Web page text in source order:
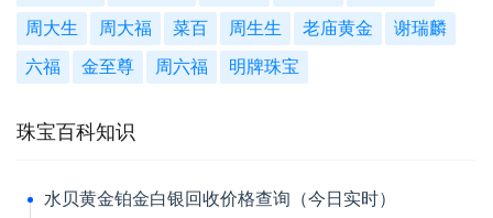
周大生 周大福 菜百 周生生 老庙黄金 谢瑞麟
六福 金至尊 周六福 明牌珠宝
珠宝百科知识
水贝黄金铂金白银回收价格查询（今日实时）